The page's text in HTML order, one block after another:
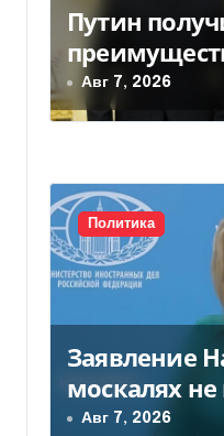
Путин
действиям
Авг 7, 2026
Политика
Заявление
москалях
— видео
Авг 7, 2026